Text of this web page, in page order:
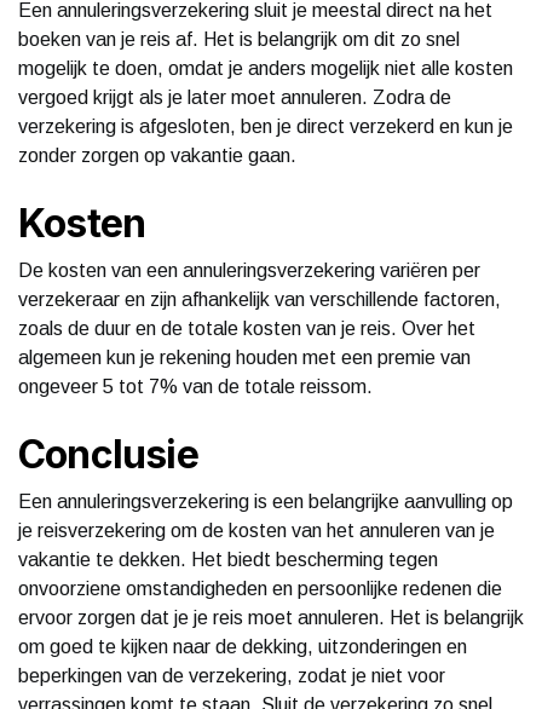
Een annuleringsverzekering sluit je meestal direct na het
boeken van je reis af. Het is belangrijk om dit zo snel
mogelijk te doen, omdat je anders mogelijk niet alle kosten
vergoed krijgt als je later moet annuleren. Zodra de
verzekering is afgesloten, ben je direct verzekerd en kun je
zonder zorgen op vakantie gaan.
Kosten
De kosten van een annuleringsverzekering variëren per
verzekeraar en zijn afhankelijk van verschillende factoren,
zoals de duur en de totale kosten van je reis. Over het
algemeen kun je rekening houden met een premie van
ongeveer 5 tot 7% van de totale reissom.
Conclusie
Een annuleringsverzekering is een belangrijke aanvulling op
je reisverzekering om de kosten van het annuleren van je
vakantie te dekken. Het biedt bescherming tegen
onvoorziene omstandigheden en persoonlijke redenen die
ervoor zorgen dat je je reis moet annuleren. Het is belangrijk
om goed te kijken naar de dekking, uitzonderingen en
beperkingen van de verzekering, zodat je niet voor
verrassingen komt te staan. Sluit de verzekering zo snel